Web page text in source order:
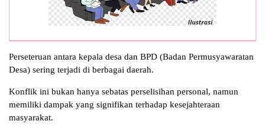
Perseteruan antara kepala desa dan BPD (Badan Permusyawaratan
Desa) sering terjadi di berbagai daerah.
Konflik ini bukan hanya sebatas perselisihan personal, namun
memiliki dampak yang signifikan terhadap kesejahteraan
masyarakat.